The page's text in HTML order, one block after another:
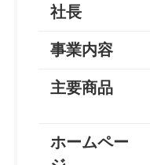
社長
事業内容
主要商品
ホームペー